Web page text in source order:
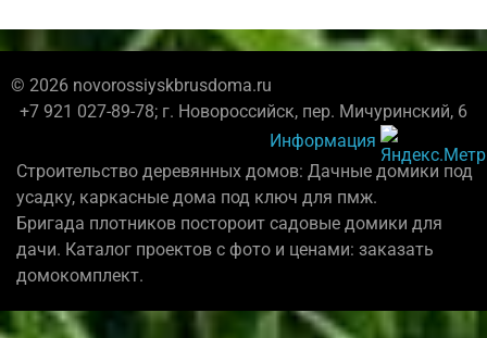
© 2026 novorossiyskbrusdoma.ru
+7 921 027-89-78; г. Новороссийск, пер. Мичуринский, 6
Информация
Строительство деревянных домов: Дачные домики под
усадку, каркасные дома под ключ для пмж.
Бригада плотников постороит садовые домики для
дачи. Каталог проектов с фото и ценами: заказать
домокомплект.